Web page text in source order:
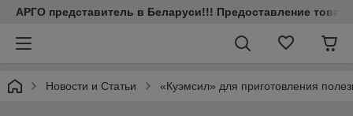
АРГО представитель в Беларуси!!! Предоставление
Новости и Статьи «Куэмсил» для приготовления